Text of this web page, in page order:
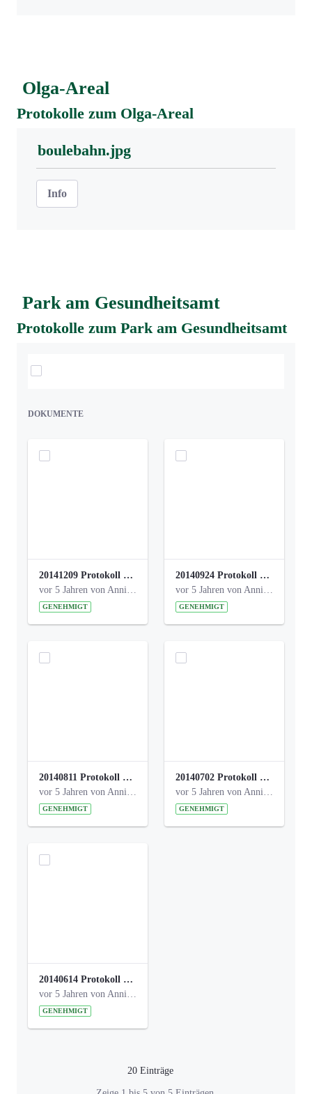
Olga-Areal
Protokolle zum Olga-Areal
boulebahn.jpg
Info
Park am Gesundheitsamt
Protokolle zum Park am Gesundheitsamt
DOKUMENTE
20141209 Protokoll Park am Gesundheitsamt 04.pdf
GENEHMIGT
20140924 Protokoll Park am Gesundheitsamt 03.pdf
GENEHMIGT
20140811 Protokoll Park am Gesundheitsamt 02.pdf
GENEHMIGT
20140702 Protokoll Park am Gesundheitsam 01.pdf
GENEHMIGT
20140614 Protokoll Park Am Gesundheitsamt 00.pdf
GENEHMIGT
20 Einträge
Pro Seite